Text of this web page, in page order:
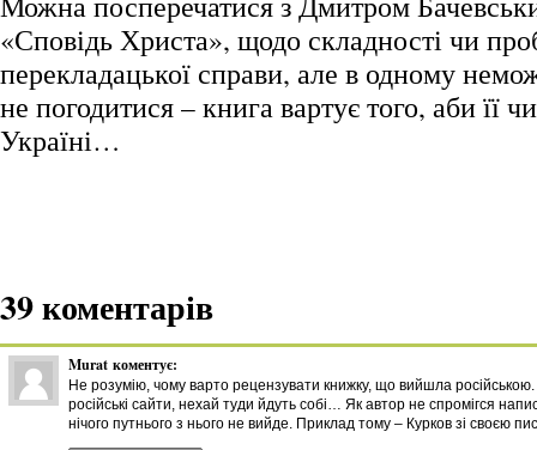
«Сповідь Христа», щодо складності чи
перекладацької справи, але в одному
не погодитися – книга вартує того, аби її
Україні…
39 коментарів
Murat коментує:
Не розумію, чому варто рецензувати книжку, що вийшла російською.
російські сайти, нехай туди йдуть собі… Як автор не спромігся
нічого путнього з нього не вийде. Приклад тому – Курков зі своєю